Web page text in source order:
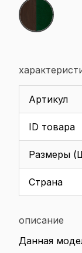
Артикул
ID товара
Размеры
Страна
описание
Данная